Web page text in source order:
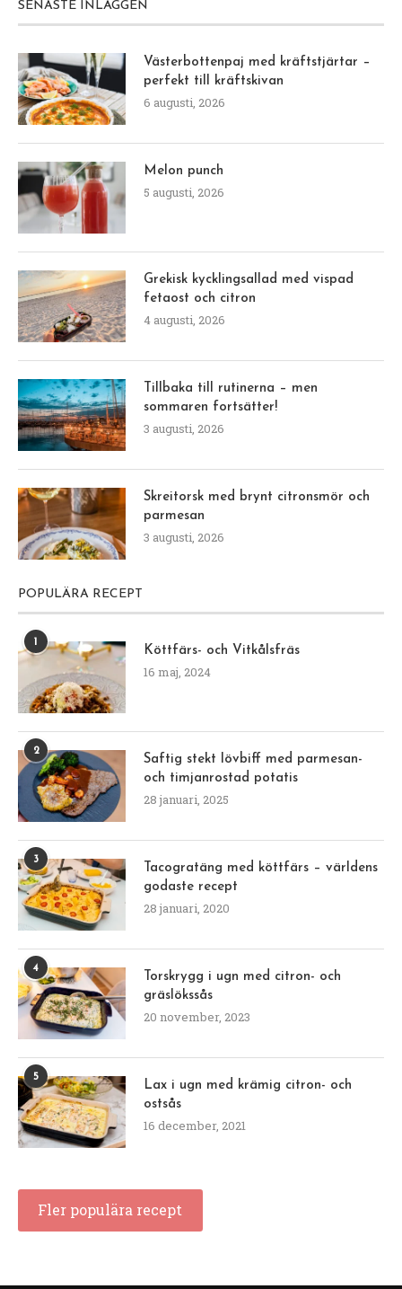
SENASTE INLÄGGEN
Västerbottenpaj med kräftstjärtar –
perfekt till kräftskivan
6 augusti, 2026
Melon punch
5 augusti, 2026
Grekisk kycklingsallad med vispad
fetaost och citron
4 augusti, 2026
Tillbaka till rutinerna – men
sommaren fortsätter!
3 augusti, 2026
Skreitorsk med brynt citronsmör och
parmesan
3 augusti, 2026
POPULÄRA RECEPT
1
Köttfärs- och Vitkålsfräs
16 maj, 2024
2
Saftig stekt lövbiff med parmesan-
och timjanrostad potatis
28 januari, 2025
3
Tacogratäng med köttfärs – världens
godaste recept
28 januari, 2020
4
Torskrygg i ugn med citron- och
gräslökssås
20 november, 2023
5
Lax i ugn med krämig citron- och
ostsås
16 december, 2021
Fler populära recept